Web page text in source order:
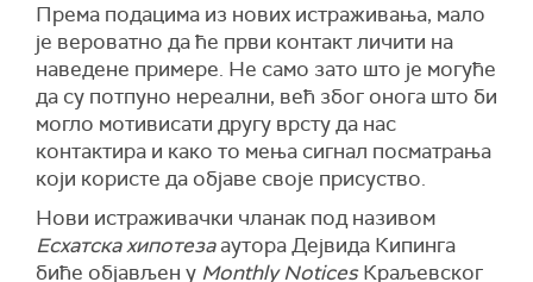
Према подацима из нових истраживања, мало
је вероватно да ће први контакт личити на
наведене примере. Не само зато што је могуће
да су потпуно нереални, већ због онога што би
могло мотивисати другу врсту да нас
контактира и како то мења сигнал посматрања
који користе да објаве своје присуство.
Нови истраживачки чланак под називом
Есхатска хипотезааутора Дејвида Кипинга
биће објављен у Monthly NoticesКраљевског